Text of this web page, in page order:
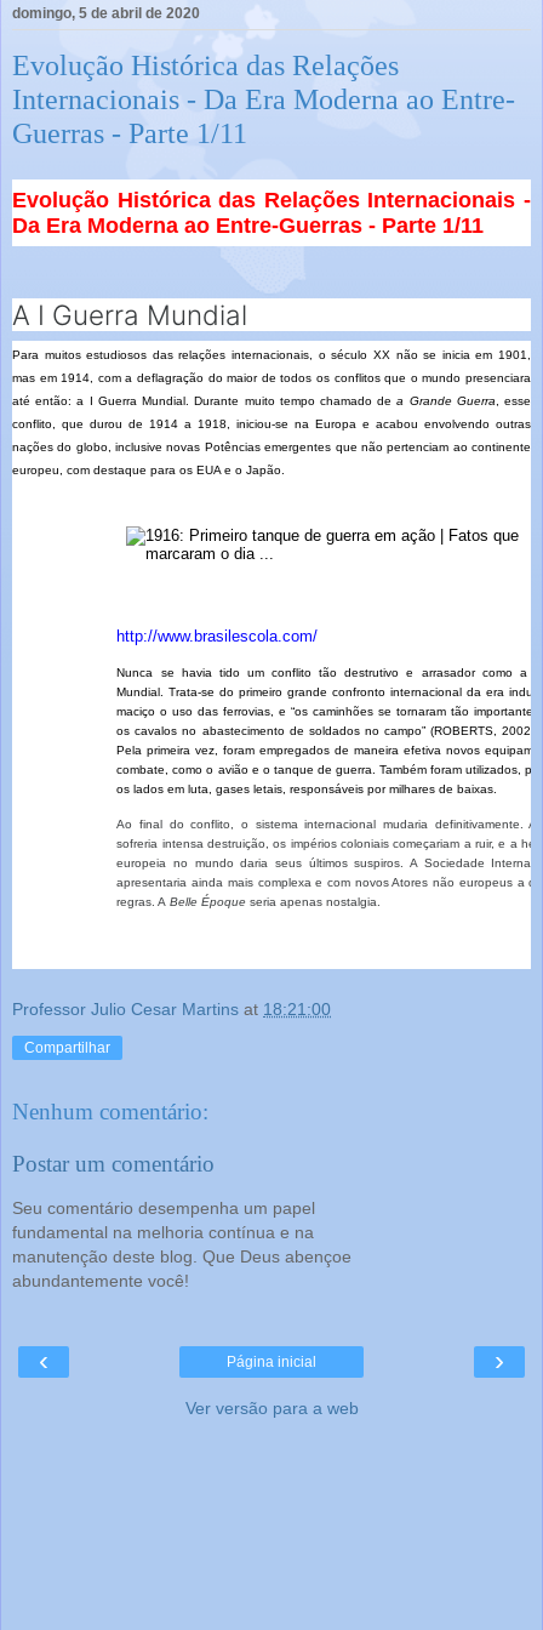
domingo, 5 de abril de 2020
Evolução Histórica das Relações
Internacionais - Da Era Moderna ao Entre-
Guerras - Parte 1/11
Evolução Histórica das Relações Internacionais -
Da Era Moderna ao Entre-Guerras - Parte 1/11
A I Guerra Mundial
Para muitos estudiosos das relações internacionais, o século XX não se inicia em 1901,
mas em 1914, com a deflagração do maior de todos os conflitos que o mundo presenciara
até então: a I Guerra Mundial. Durante muito tempo chamado dea Grande Guerra, esse
conflito, que durou de 1914 a 1918, iniciou-se na Europa e acabou envolvendo outras
nações do globo, inclusive novas Potências emergentes que não pertenciam ao continente
europeu, com destaque para os EUA e o Japão.
http://www.brasilescola.com/
Nunca se havia tido um conflito tão destrutivo e arrasador como a I
Mundial. Trata-se do primeiro grande confronto internacional da era
maciço o uso das ferrovias, e “os caminhões se tornaram tão
os cavalos no abastecimento de soldados no campo” (ROBERTS, 2002,
Pela primeira vez, foram empregados de maneira efetiva novos
combate, como o avião e o tanque de guerra. Também foram utilizados,
os lados em luta, gases letais, responsáveis por milhares de baixas.
Ao final do conflito, o sistema internacional mudaria definitivamente. A
sofreria intensa destruição, os impérios coloniais começariam a ruir, e a
europeia no mundo daria seus últimos suspiros. A Sociedade
apresentaria ainda mais complexa e com novos Atores não europeus a
regras. A Belle Époque seria apenas nostalgia.
Professor Julio Cesar Martins at 18:21:00
Compartilhar
Nenhum comentário:
Postar um comentário
Seu comentário desempenha um papel
fundamental na melhoria contínua e na
manutenção deste blog. Que Deus abençoe
abundantemente você!
‹ ›
Página inicial
Ver versão para a web